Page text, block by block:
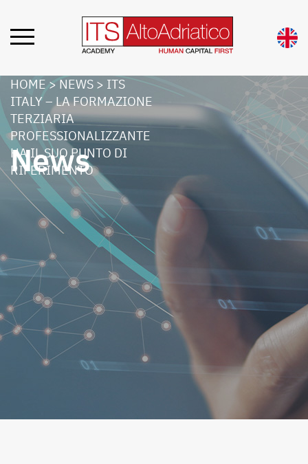
HOME>NEWS > ITS
ITALY – LA FORMAZIONE
TERZIARIA
PROFESSIONALIZZANTE
HA IL SUO PUNTO DI
RIFERIMENTO
News